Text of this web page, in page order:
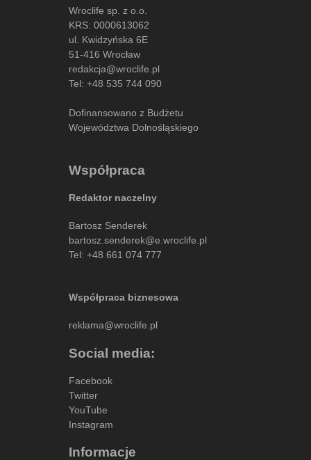
Wroclife sp. z o.o.
KRS: 0000613062
ul. Kwidzyńska 6E
51-416 Wrocław
redakcja@wroclife.pl
Tel: +48 535 744 090
Dofinansowano z Budżetu
Województwa Dolnośląskiego
Współpraca
Redaktor naczelny
Bartosz Senderek
bartosz.senderek@e.wroclife.pl
Tel: +48 661 074 777
Współpraca biznesowa
reklama@wroclife.pl
Social media:
Facebook
Twitter
YouTube
Instagram
Informacje